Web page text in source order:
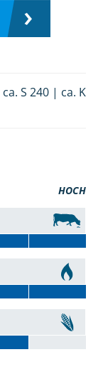
ca. S 240 | ca. K
HOCH